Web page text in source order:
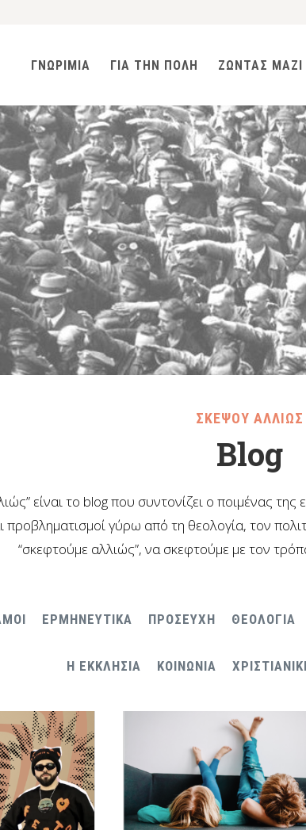
ΓΝΩΡΙΜΙΑ ΓΙΑ ΤΗΝ ΠΟΛΗ ΖΩΝΤΑΣ ΜΑΖΙ
ΣΚΕΨΟΥ ΑΛΛΙΩΣ
Blog
είναι το blog που συντονίζει ο ποιμένας
προβληματισμοί γύρω από τη θεολογία, τον
“σκεφτούμε αλλιώς”, να σκεφτούμε με τον
ΕΡΜΗΝΕΥΤΙΚΑ ΠΡΟΣΕΥΧΗ ΘΕΟΛΟΓΙΑ
Η ΕΚΚΛΗΣΙΑ ΚΟΙΝΩΝΙΑ